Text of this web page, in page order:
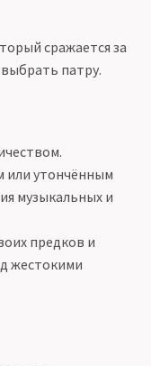
сражается за
патру.
или утончённым
музыкальных и
предков и
жестокими